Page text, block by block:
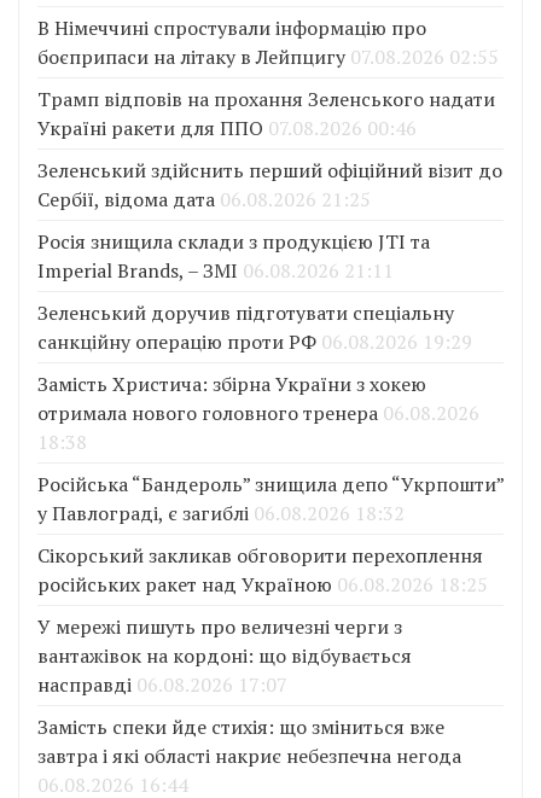
В Німеччині спростували інформацію про
боєприпаси на літаку в Лейпцигу 07.08.2026 02:55
Трамп відповів на прохання Зеленського надати
Україні ракети для ППО 07.08.2026 00:46
Зеленський здійснить перший офіційний візит до
Сербії, відома дата 06.08.2026 21:25
Росія знищила склади з продукцією JTI та
Imperial Brands, – ЗМІ 06.08.2026 21:11
Зеленський доручив підготувати спеціальну
санкційну операцію проти РФ 06.08.2026 19:29
Замість Христича: збірна України з хокею
отримала нового головного тренера 06.08.2026
18:38
Російська “Бандероль” знищила депо “Укрпошти”
у Павлограді, є загиблі 06.08.2026 18:32
Сікорський закликав обговорити перехоплення
російських ракет над Україною 06.08.2026 18:25
У мережі пишуть про величезні черги з
вантажівок на кордоні: що відбувається
насправді 06.08.2026 17:07
Замість спеки йде стихія: що зміниться вже
завтра і які області накриє небезпечна негода
06.08.2026 16:44